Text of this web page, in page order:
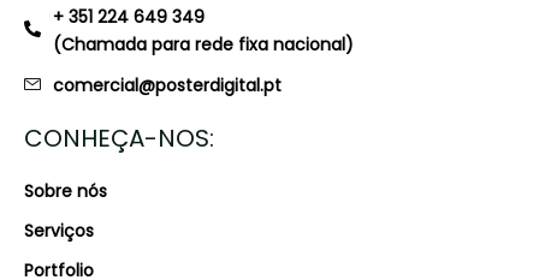
+ 351 224 649 349
(Chamada para rede fixa nacional)
comercial@posterdigital.pt
CONHEÇA-NOS:
Sobre nós
Serviços
Portfolio